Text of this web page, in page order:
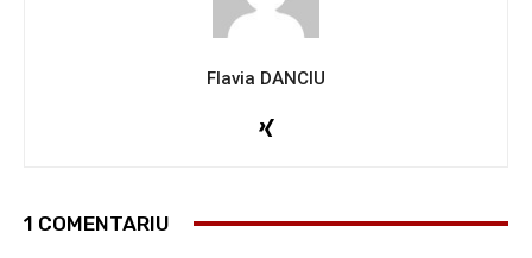
Flavia DANCIU
1 COMENTARIU